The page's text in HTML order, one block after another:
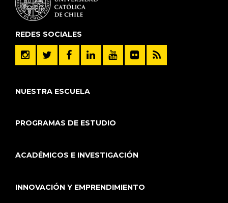
REDES SOCIALES
NUESTRA ESCUELA
PROGRAMAS DE ESTUDIO
ACADÉMICOS E INVESTIGACIÓN
INNOVACIÓN Y EMPRENDIMIENTO